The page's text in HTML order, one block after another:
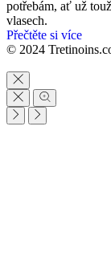
potřebám, ať už
vlasech.
Přečtěte si více
© 2024